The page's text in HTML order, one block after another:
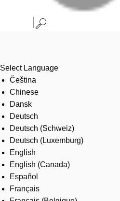
Select Language
Čeština
Chinese
Dansk
Deutsch
Deutsch (Schweiz)
Deutsch (Luxemburg)
English
English (Canada)
Español
Français